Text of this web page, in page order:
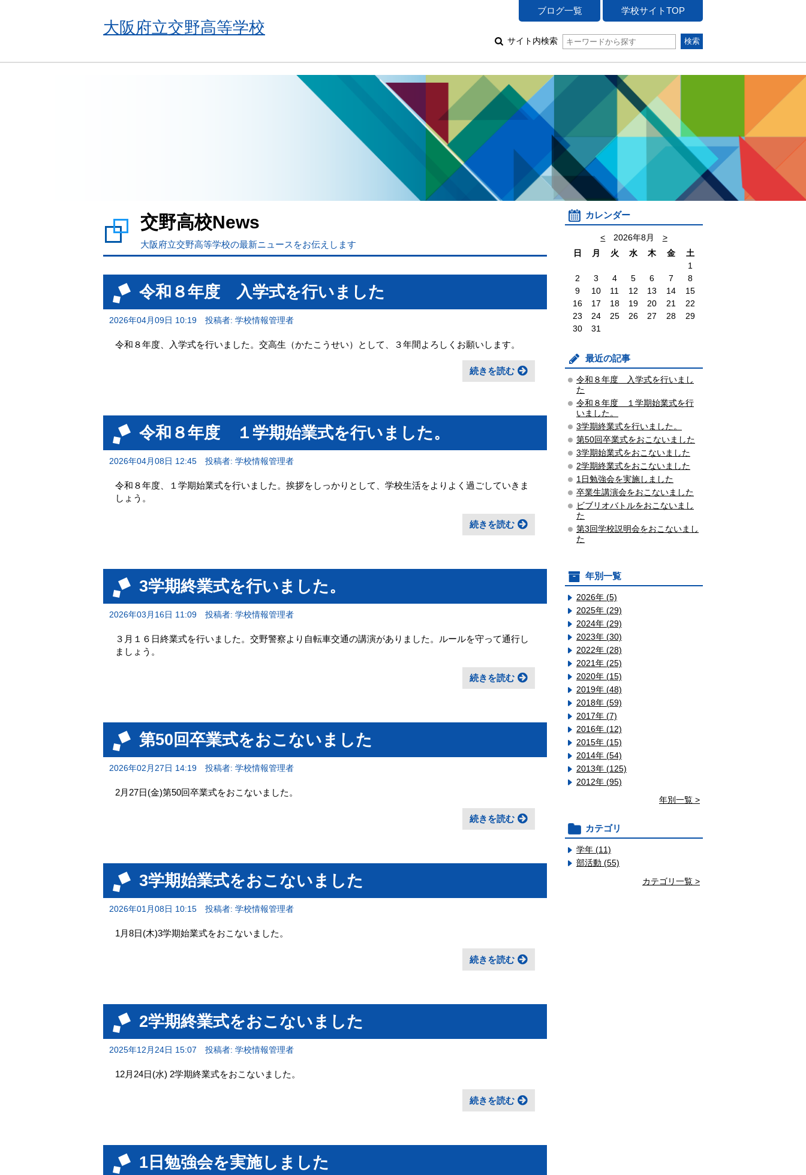
大阪府立交野高等学校
ブログ一覧 学校サイトTOP
サイト内検索
交野高校News
大阪府立交野高等学校の最新ニュースをお伝えします
令和８年度 入学式を行いました
2026年04月09日 10:19 投稿者: 学校情報管理者
令和８年度、入学式を行いました。交高生（かたこうせい）として、３年間よろしくお願いします。
続きを読む
令和８年度 １学期始業式を行いました。
2026年04月08日 12:45 投稿者: 学校情報管理者
令和８年度、１学期始業式を行いました。挨拶をしっかりとして、学校生活をよりよく過ごしていきま
しょう。
続きを読む
3学期終業式を行いました。
2026年03月16日 11:09 投稿者: 学校情報管理者
３月１６日終業式を行いました。交野警察より自転車交通の講演がありました。ルールを守って通行し
ましょう。
続きを読む
第50回卒業式をおこないました
2026年02月27日 14:19 投稿者: 学校情報管理者
2月27日(金)第50回卒業式をおこないました。
続きを読む
3学期始業式をおこないました
2026年01月08日 10:15 投稿者: 学校情報管理者
1月8日(木)3学期始業式をおこないました。
続きを読む
2学期終業式をおこないました
2025年12月24日 15:07 投稿者: 学校情報管理者
12月24日(水) 2学期終業式をおこないました。
続きを読む
1日勉強会を実施しました
カレンダー
< 2026年8月
>
日
月 火 水 木 金
土
1
2
3 4 5 6 7
8
9
10 11 12 13 14
15
16
17 18 19 20 21
22
23
24 25 26 27 28
29
30
31
最近の記事
令和８年度 入学式を行いまし
た
令和８年度 １学期始業式を行
いました。
3学期終業式を行いました。
第50回卒業式をおこないました
3学期始業式をおこないました
2学期終業式をおこないました
1日勉強会を実施しました
卒業生講演会をおこないました
ビブリオバトルをおこないまし
た
第3回学校説明会をおこないまし
た
年別一覧
2026年 (5)
2025年 (29)
2024年 (29)
2023年 (30)
2022年 (28)
2021年 (25)
2020年 (15)
2019年 (48)
2018年 (59)
2017年 (7)
2016年 (12)
2015年 (15)
2014年 (54)
2013年 (125)
2012年 (95)
年別一覧 >
カテゴリ
学年 (11)
部活動 (55)
カテゴリ一覧 >